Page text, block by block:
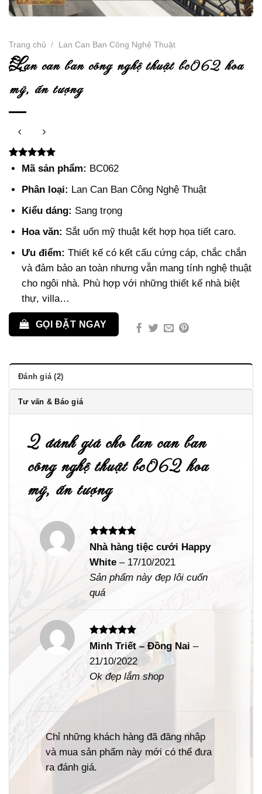
Trang chủ / Lan Can Ban Công Nghệ Thuật
lan can ban công nghệ thuật bc062 hoa
mỹ, ấn tượng
5.00trên 5
dựa trên
2
đánh giá
Mã sản phẩm: BC062
Phân loại: Lan Can Ban Công Nghệ Thuật
Kiểu dáng: Sang trọng
Hoa văn: Sắt uốn mỹ thuật kết hợp họa tiết caro.
Ưu điểm: Thiết kế có kết cấu cứng cáp, chắc chắn
và đảm bảo an toàn nhưng vẫn mang tính nghệ thuật
cho ngôi nhà. Phù hợp với những thiết kế nhà biệt
thự, villa…
GỌI ĐẶT NGAY
Đánh giá (2)
Tư vấn & Báo giá
2 đánh giá cholan can ban
công nghệ thuật bc062 hoa
mỹ, ấn tượng
Được xếp
sao
Nhà hàng tiệc cưới Happy
White– 17/10/2021
Sản phẩm này đẹp lôi cuốn
quá
Được xếp
sao
Minh Triết – Đồng Nai–
21/10/2022
Ok đẹp lắm shop
Chỉ những khách hàng đã đăng nhập
và mua sản phẩm này mới có thể đưa
ra đánh giá.